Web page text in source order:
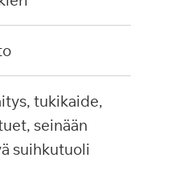
seinään
suihkutuoli